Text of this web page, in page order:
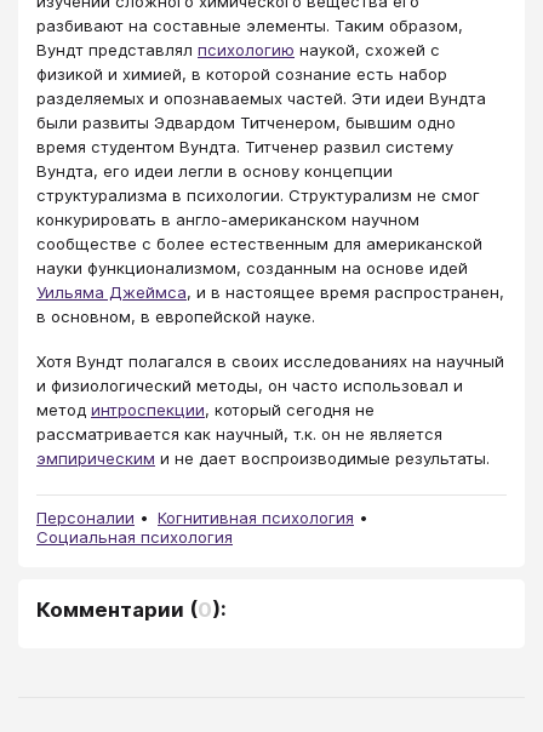
разбивают на составные элементы. Таким образом,
Вундт представлял психологию наукой, схожей с
физикой и химией, в которой сознание есть набор
разделяемых и опознаваемых частей. Эти идеи Вундта
были развиты Эдвардом Титченером, бывшим одно
время студентом Вундта. Титченер развил систему
Вундта, его идеи легли в основу концепции
структурализма в психологии. Структурализм не смог
конкурировать в англо-американском научном
сообществе с более естественным для американской
науки функционализмом, созданным на основе идей
Уильямa Джеймсa, и в настоящее время распространен,
в основном, в европейской науке.
Хотя Вундт полагался в своих исследованиях на научный
и физиологический методы, он часто использовал и
метод интроспекции, который сегодня не
рассматривается как научный, т.к. он не является
эмпирическим и не дает воспроизводимые результаты.
Персоналии
Когнитивная психология
Социальная психология
Комментарии (0):